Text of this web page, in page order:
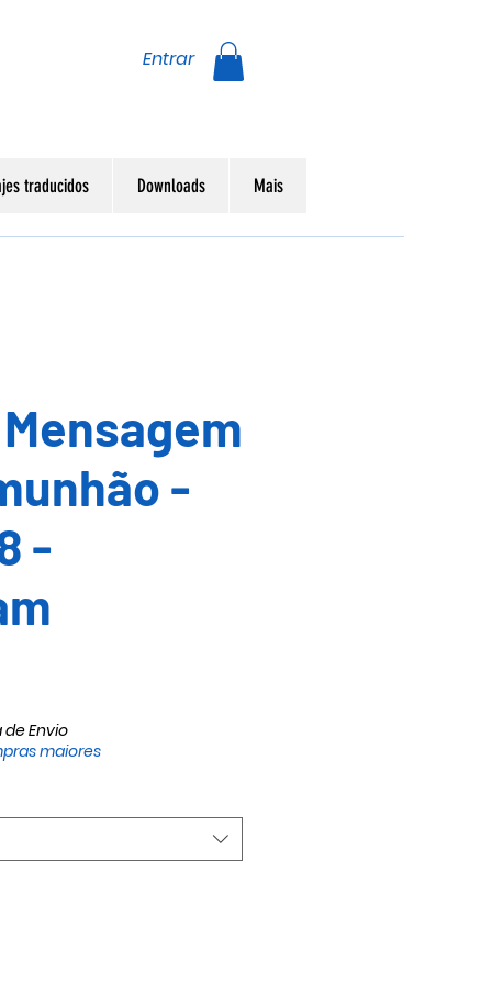
Entrar
traducidos Downloads Mais
-
-
de Envio
maiores